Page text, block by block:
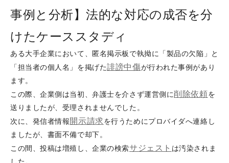
事例と分析】法的な対応の成否を分
けたケーススタディ
ある大手企業において、匿名掲示板で執拗に「製品の欠陥」と
「担当者の個人名」を掲げた誹謗中傷が行われた事例があり
ます。
この際、企業側は当初、弁護士を介さず運営側に削除依頼を
送りましたが、受理されませんでした。
次に、発信者情報開示請求を行うためにプロバイダへ連絡し
ましたが、書面不備で却下。
この間、投稿は増殖し、企業の検索サジェスト は汚染されま